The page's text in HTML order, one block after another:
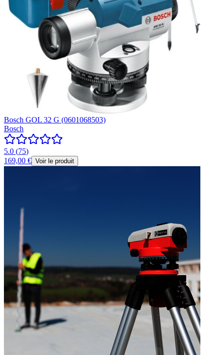
Bosch GOL 32 G (0601068503)
Bosch
5.0 (75)
169,00 € Voir le produit